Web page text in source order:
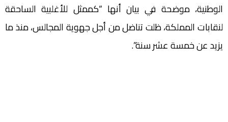
الوطنية، موضحة في بيان أنها “كممثل للأغلبية الساحقة
لنقابات المملكة، ظلت تناضل من أجل جهوية المجالس، منذ ما
يزيد عن خمسة عشر سنة”.